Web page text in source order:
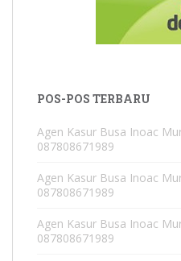
POS-POS TERBARU
Agen Kasur Busa Inoac
087808671989
Agen Kasur Busa Inoac
087808671989
Agen Kasur Busa Inoac
087808671989